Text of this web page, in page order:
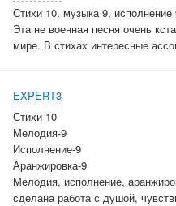
Стихи 10. музыка 9, исполнение
Эта не военная песня очень
мире. В стихах интересные
EXPERT3
Стихи-10
Мелодия-9
Исполнение-9
Аранжировка-9
Мелодия, исполнение,
сделана работа с душой,